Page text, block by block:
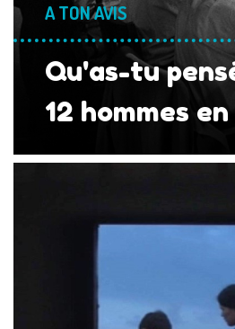
A TON AVIS
Qu'as-tu
12 hommes